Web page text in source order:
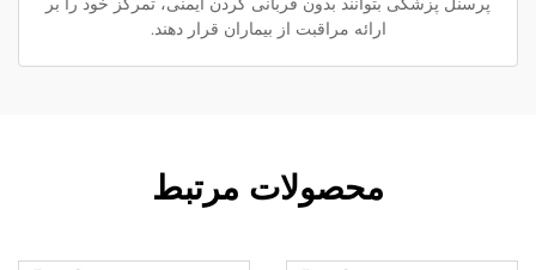
ارائه مراقبت از بیماران قرار دهند.
محصولات مرتبط